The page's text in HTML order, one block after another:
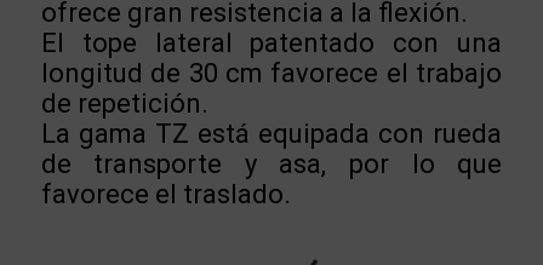
ofrece gran resistencia a la flexión.
El tope lateral patentado con una
longitud de 30 cm favorece el trabajo
de repetición.
La gama TZ está equipada con rueda
de transporte y asa, por lo que
favorece el traslado.